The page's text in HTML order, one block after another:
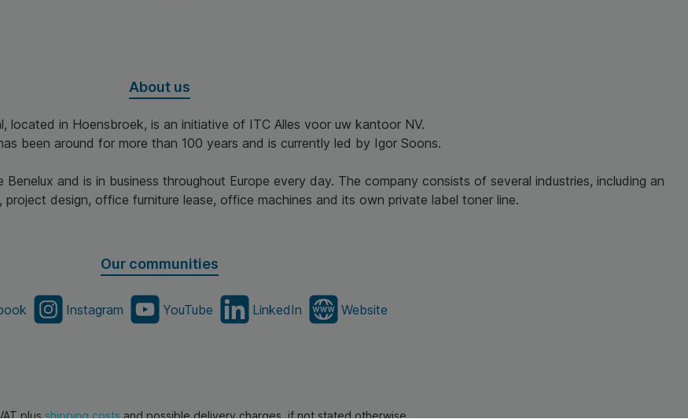
About us
located in Hoensbroek, is an initiative of ITC Alles voor uw kantoor NV.
been around for more than 100 years and is currently led by Igor Soons.
and is in business throughout Europe every day. The company consists of several industries, including an
design, office furniture lease, office machines and its own private label toner line.
Our communities
Instagram YouTube LinkedIn Website
plusshipping costsand possible delivery charges, if not stated otherwise.